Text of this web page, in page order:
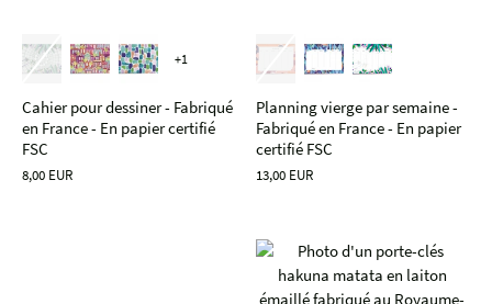
+1
Cahier pour dessiner - Fabriqué
en France - En papier certifié
FSC
8,00 EUR
Planning vierge par semaine -
Fabriqué en France - En papier
certifié FSC
13,00 EUR